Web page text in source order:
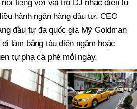
tiếng với vai trò DJ nhạc điện tử
hành ngân hàng đầu tư. CEO
đầu tư đa quốc gia Mỹ Goldman
làm bằng tàu điện ngầm hoặc
tự pha cà phê mỗi ngày.